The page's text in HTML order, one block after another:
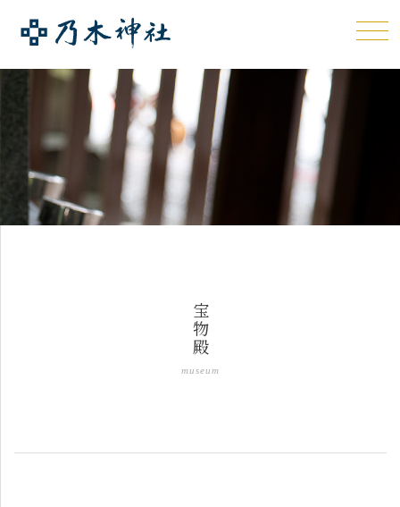
宝物殿
museum